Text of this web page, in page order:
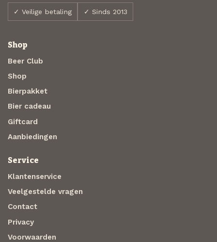
✓ Veilige betaling ✓ Sinds 2013
Shop
Beer Club
Shop
Bierpakket
Bier cadeau
Giftcard
Aanbiedingen
Service
Klantenservice
Veelgestelde vragen
Contact
Privacy
Voorwaarden